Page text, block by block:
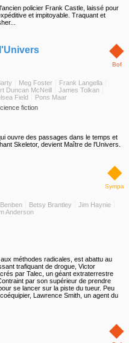
policier Frank Castle, laissé pour
et impitoyable. Traquant et
◆
Bof
Meg Foster
Frank Langella
Duncan McNeill
James Tolkan
Field
Pons Maar
fiction
ouvre des passages dans le temps et
Skeletor, devient Maître de l'Univers.
◆
Sympa
Betsy Brantley
Jim Haynie
Anderson
méthodes radicales, est abattu au
trafiquant de drogue, Victor
par Talec, un géant extraterrestre
par son supérieur de prendre
se lancer sur la piste du tueur. Peu
Lawrence Smith, un agent du
◆